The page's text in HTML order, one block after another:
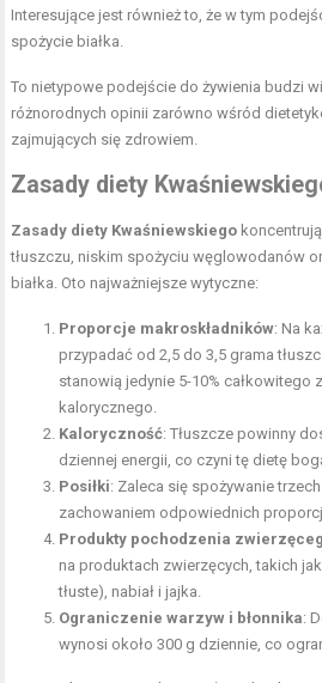
Interesujące jest również to, że w tym
spożycie białka.
To nietypowe podejście do żywienia budzi
różnorodnych opinii zarówno wśród
zajmujących się zdrowiem.
Zasady diety
Zasady diety Kwaśniewskiego
tłuszczu, niskim spożyciu węglowodanów
białka. Oto najważniejsze wytyczne:
Proporcje makroskładników: Na
przypadać od 2,5 do 3,5 grama
stanowią jedynie 5-10% całkowitego
kalorycznego.
Kaloryczność: Tłuszcze powinny
dziennej energii, co czyni tę dietę
Posiłki: Zaleca się spożywanie
zachowaniem odpowiednich
Produkty pochodzenia
na produktach zwierzęcych, takich
tłuste), nabiał i jajka.
Ograniczenie warzyw i błonnika:
wynosi około 300 g dziennie, co